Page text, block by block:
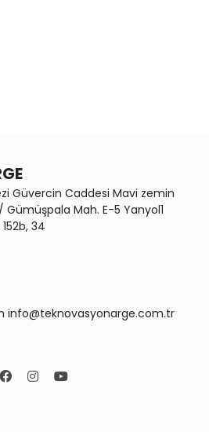
Güvercin Caddesi Mavi zemin
Mah. E-5 Yanyol1
34
info@teknovasyonarge.com.tr